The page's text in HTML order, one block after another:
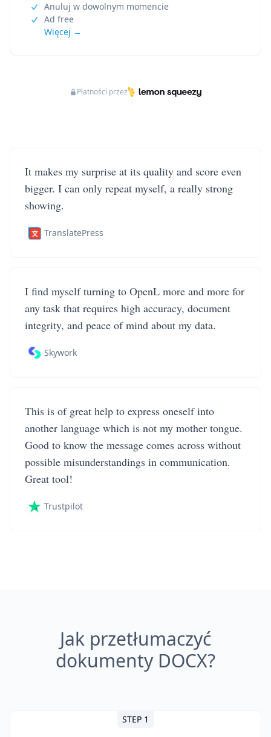
Anuluj w dowolnym momencie
Ad free
Więcej →
Płatności przez
It makes my surprise at its quality and score even
bigger. I can only repeat myself, a really strong
showing.
TranslatePress
I find myself turning to OpenL more and more for
any task that requires high accuracy, document
integrity, and peace of mind about my data.
Skywork
This is of great help to express oneself into
another language which is not my mother tongue.
Good to know the message comes across without
possible misunderstandings in communication.
Great tool!
Trustpilot
Jak przetłumaczyć
dokumenty DOCX?
STEP 1